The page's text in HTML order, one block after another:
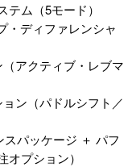
ム（5モード）
・ディファレンシャ
アクティブ・レブマ
ン（パドルシフト／
スパッケージ ＋ パフ
プション）